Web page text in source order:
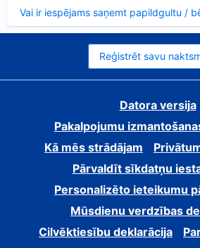
Vai ir iespējams saņemt papildgultu /
Reģistrēt savu
Datora versija
Pakalpojumu
Kā mēs strādājam
Pārvaldīt sīkdatņu
Personalizēto ieteikumu
Mūsdienu verdzības
Cilvēktiesību deklarācija